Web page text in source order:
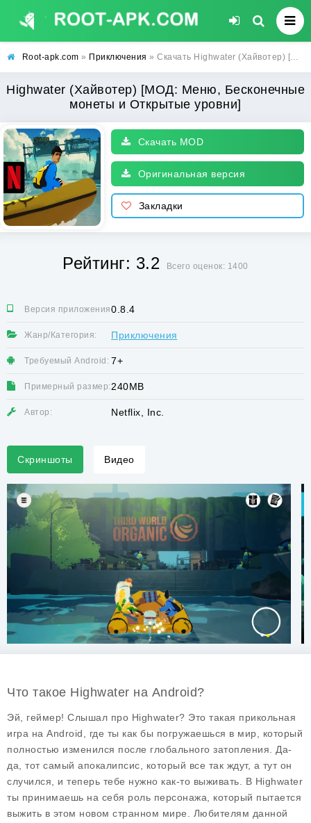
Root-apk.com » Приключения » Скачать Highwater (Хайвотер) [МОД: Меню, Бесконечные монеты и Открытые уровни] | Взлом Highwater на Андроид
Highwater (Хайвотер) [МОД: Меню, Бесконечные
монеты и Открытые уровни]
Скачать MOD
Оригинальная версия
Закладки
Рейтинг: 3.2 Всего оценок: 1400
Версия приложения:0.8.4
Жанр/Категория: Приключения
Требуемый Android: 7+
Примерный размер: 240MB
Автор: Netflix, Inc.
Скриншоты Видео
Что такое Highwater на Android?
Эй, геймер! Слышал про Highwater? Это такая прикольная
игра на Android, где ты как бы погружаешься в мир, который
полностью изменился после глобального затопления. Да-
да, тот самый апокалипсис, который все так ждут, а тут он
случился, и теперь тебе нужно как-то выживать. В Highwater
ты принимаешь на себя роль персонажа, который пытается
выжить в этом новом странном мире. Любителям данной